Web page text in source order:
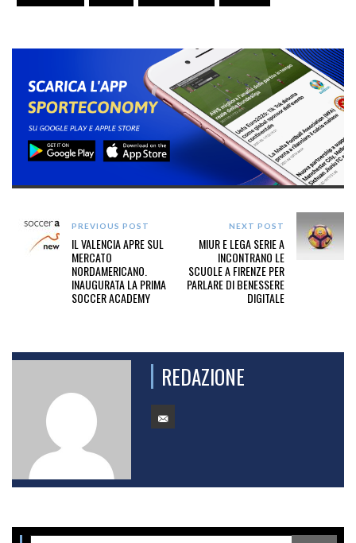
PREVIOUS POST
IL VALENCIA APRE SUL
MERCATO
NORDAMERICANO.
INAUGURATA LA PRIMA
SOCCER ACADEMY
NEXT POST
MIUR E LEGA SERIE A
INCONTRANO LE
SCUOLE A FIRENZE PER
PARLARE DI BENESSERE
DIGITALE
REDAZIONE